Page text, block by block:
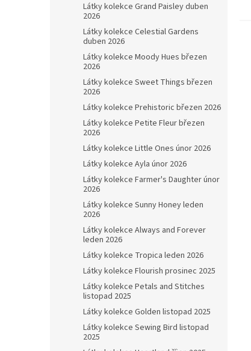
Látky kolekce Grand Paisley duben
2026
Látky kolekce Celestial Gardens
duben 2026
Látky kolekce Moody Hues březen
2026
Látky kolekce Sweet Things březen
2026
Látky kolekce Prehistoric březen 2026
Látky kolekce Petite Fleur březen
2026
Látky kolekce Little Ones únor 2026
Látky kolekce Ayla únor 2026
Látky kolekce Farmer's Daughter únor
2026
Látky kolekce Sunny Honey leden
2026
Látky kolekce Always and Forever
leden 2026
Látky kolekce Tropica leden 2026
Látky kolekce Flourish prosinec 2025
Látky kolekce Petals and Stitches
listopad 2025
Látky kolekce Golden listopad 2025
Látky kolekce Sewing Bird listopad
2025